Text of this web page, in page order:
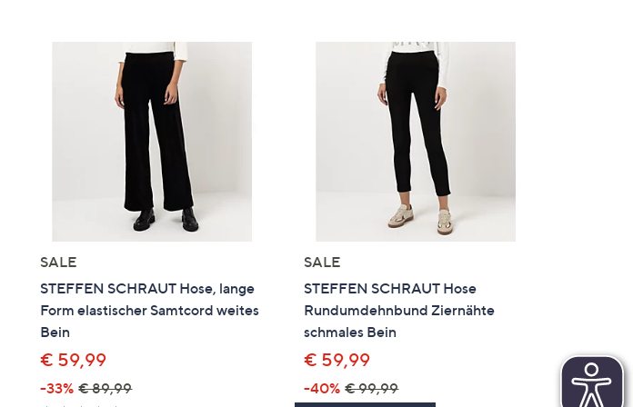
SALE
STEFFEN SCHRAUT Hose, lange
Form elastischer Samtcord weites
Bein
€ 59,99
-33% € 89,99
SALE
STEFFEN SCHRAUT Hose
Rundumdehnbund Ziernähte
schmales Bein
€ 59,99
-40% € 99,99